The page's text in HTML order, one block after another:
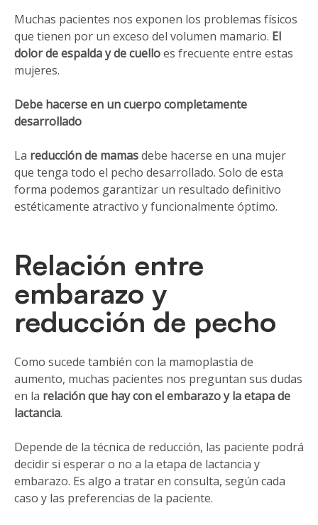
Muchas pacientes nos exponen los problemas físicos
que tienen por un exceso del volumen mamario. El
dolor de espalda y de cuelloes frecuente entre estas
mujeres.
Debe hacerse en un cuerpo completamente
desarrollado
La reducción de mamasdebe hacerse en una mujer
que tenga todo el pecho desarrollado. Solo de esta
forma podemos garantizar un resultado definitivo
estéticamente atractivo y funcionalmente óptimo.
Relación entre
embarazo y
reducción de pecho
Como sucede también con la mamoplastia de
aumento, muchas pacientes nos preguntan sus dudas
en la relación que hay con el embarazo y la etapa de
lactancia.
Depende de la técnica de reducción, las paciente podrá
decidir si esperar o no a la etapa de lactancia y
embarazo. Es algo a tratar en consulta, según cada
caso y las preferencias de la paciente.